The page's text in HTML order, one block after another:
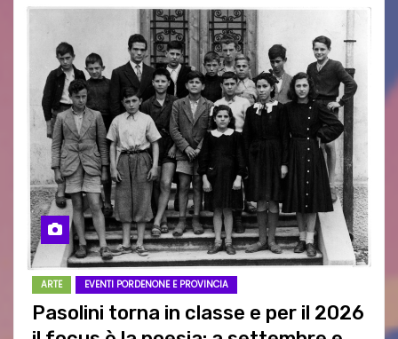
ARTE EVENTI PORDENONE E PROVINCIA
Pasolini torna in classe e per il 2026